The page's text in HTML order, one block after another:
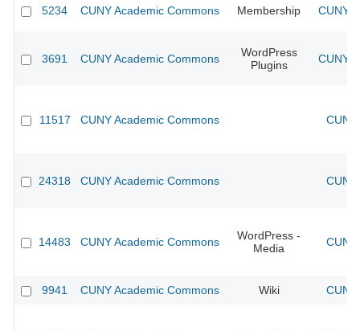
5234 CUNY Academic Commons Membership CUNY
3691 CUNY Academic Commons
WordPress
Plugins
CUNY
11517 CUNY Academic Commons
24318 CUNY Academic Commons
14483 CUNY Academic Commons
WordPress -
Media
9941 CUNY Academic Commons Wiki